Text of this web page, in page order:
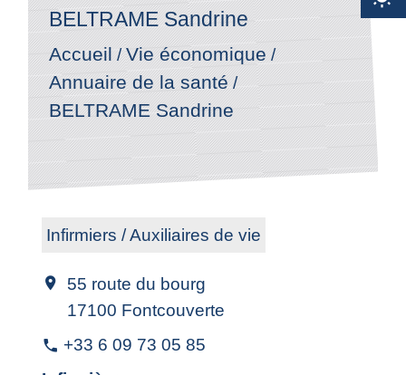
BELTRAME Sandrine
Accueil /Vie économique /
Annuaire de la santé /
BELTRAME Sandrine
Infirmiers / Auxiliaires de vie
location_on
55 route du bourg
17100 Fontcouverte
phone +33 6 09 73 05 85